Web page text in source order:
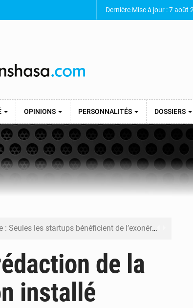
Dernière Mise à jour : 7 août
OPINIONS PERSONNALITÉS DOSSIERS
bénéficient de l’exonération, mais l’arrêté interministériel reste en vigueur (Mise au point)
protègent et font fructifier leur argent avec l’USDT
d’une Table ronde nationale sur l’éducation inclusive des enfants handicapés
de la
installé